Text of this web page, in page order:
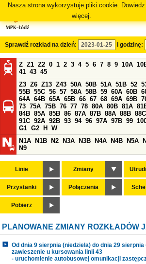
Nasza strona wykorzystuje pliki cookie.
więcej.
Sprawdź rozkład na dzień: i godzinę:
Z Z1 Z2 0 1 2 3 4 5 6 7 8 9 10A
41 43 45
Z3 Z6 Z13 Z43 50A 50B 51A 51B 52
55B 55C 56 57 58A 58B 59 60A 60B
64A 64B 65A 65B 66 67 68 69A 69B
73 75A 75B 76 77 78 80A 80B 81A
84B 85A 85B 86 87A 87B 88A 88B 88C
91C 92A 92B 93 94 96 97A 97B 99
G1 G2 H
W
N1A
N1B N2 N3A N3B N4A N4B N5A
N9
Linie Zmiany
Przystanki Połączenia
Pobierz
PLANOWANE ZMIANY ROZKŁADÓW
Od dnia 9 sierpnia (niedziela) do dnia 29 sierpnia
zawieszenie u kursowania linii 43
- uruchomienie autobusowej omunikacji